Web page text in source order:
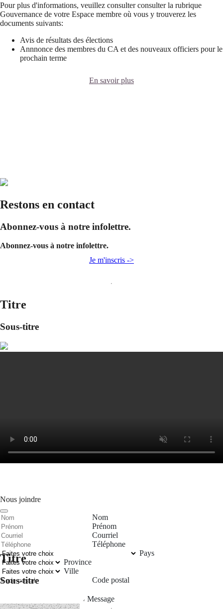
Pour plus d'informations, veuillez consulter consulter la rubrique
Gouvernance de votre Espace membre où vous y trouverez les
documents suivants:
Avis de résultats des élections
Annnonce des membres du CA et des nouveaux officiers pour le
prochain terme
En savoir plus
Restons en contact
Abonnez-vous à notre infolettre.
Abonnez-vous à notre infolettre.
Je m'inscris ->
Titre
Sous-titre
Titre
Sous-titre
Nous joindre
Nom
Prénom
Courriel
Téléphone
Pays
Province
Ville
Code postal
Message